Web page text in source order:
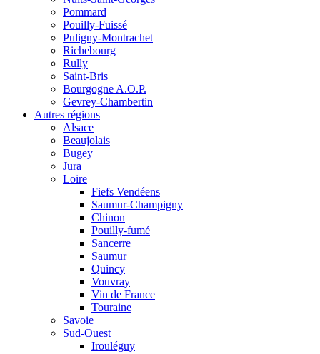
Pommard
Pouilly-Fuissé
Puligny-Montrachet
Richebourg
Rully
Saint-Bris
Bourgogne A.O.P.
Gevrey-Chambertin
Autres régions
Alsace
Beaujolais
Bugey
Jura
Loire
Fiefs Vendéens
Saumur-Champigny
Chinon
Pouilly-fumé
Sancerre
Saumur
Quincy
Vouvray
Vin de France
Touraine
Savoie
Sud-Ouest
Irouléguy